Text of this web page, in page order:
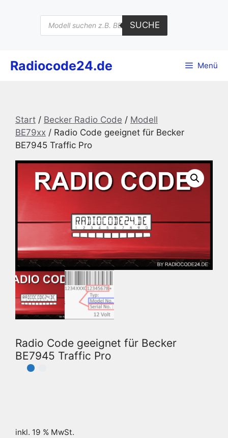
Products
search
SUCHE
Radiocode24.de Menü
Start / Becker Radio Code / Modell
BE79xx / Radio Code geeignet für Becker
BE7945 Traffic Pro
Radio Code geeignet für Becker
BE7945 Traffic Pro
inkl. 19 % MwSt.